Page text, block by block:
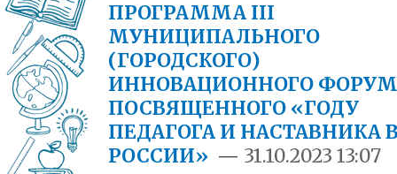
ПРОГРАММА III
МУНИЦИПАЛЬНОГО
(ГОРОДСКОГО)
ИННОВАЦИОННОГО
ПОСВЯЩЕННОГО «ГОДУ
ПЕДАГОГА И НАСТАВНИКА
РОССИИ» — 31.10.2023 13:07